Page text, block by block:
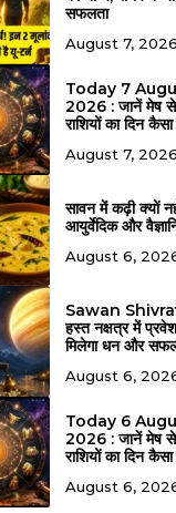
सफलता
August 7, 2026
Today 7
2026 : जानें मेष से
राशियों का दिन कैसा
August 7, 2026
सावन में कढ़ी क्यों
आयुर्वेदिक और
August 6,
Sawan
हस्त नक्षत्र में
मिलेगा धन और
August 6,
Today 6
2026 : जानें मेष से
राशियों का दिन कैसा
August 6,